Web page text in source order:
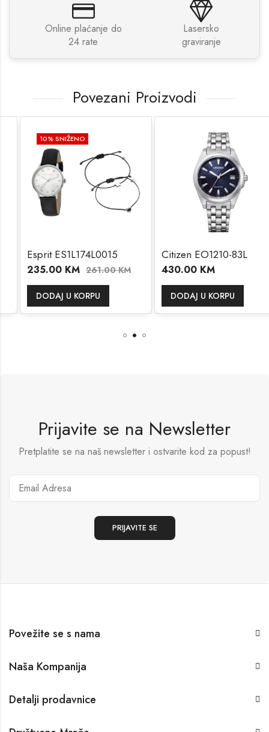
Online plaćanje do
24 rate
Lasersko
graviranje
Povezani Proizvodi
% SNIŽENO
Esprit ES1L174L0015
235.00KM 261.00KM
DODAJ U KORPU
Citizen EO1210-83L
430.00KM
DODAJ U KORPU
Prijavite se na Newsletter
Pretplatite se na naš newsletter i ostvarite kod za popust!
Povežite se s nama
Naša Kompanija
Detalji prodavnice